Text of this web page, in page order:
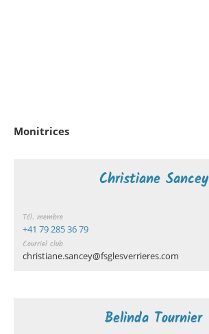
Monitrices
Christiane Sancey
Tél. membre
+41 79 285 36 79
Courriel club
christiane.sancey@fsglesverrieres.com
Belinda Tournier